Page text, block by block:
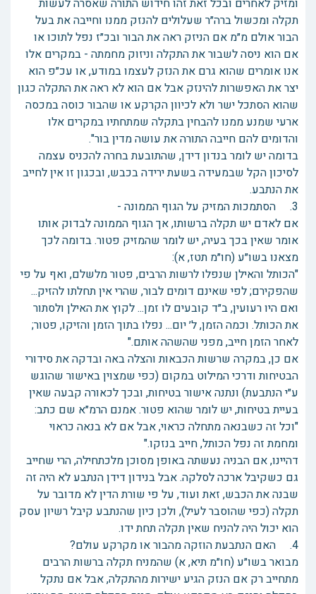
ומזיק לאחרים ובכל זאת זהו חידוש התורה שאסרה לעשות
תקלה ומכשול ברה״ר שעלולים להנזק ממנו וחייבה את בעל
הבור אולם מ״מ אם הניזק ראה את הבור ובכ״ז נפל לתוכו או
אם הוא ניסה לשבור את התקלה וניזוק מחמתה - במקרים אלו
אנו אומרים שהוא גרם את הנזק לעצמו במודע, או עכ״פ הוא
יצר את האפשרות להינזק אבל אם הוא לא ראה את התקלה כגון
שהוא הסתכל ישר ולא לכיוון הקרקע או שהבור כוסה במכסה
ארעי שמנע ממנו להבחין בתקלה שמתחתיו במקרים אלו
והדומים להם חייבה התורה את עושה מדין בור".
בדומה יש לומר בנדון דידן, שהתובעת בחרה להכניס עצמה
לסיכון הקל שבמעידה בשעת ירידה בכבש, ובכגון זו אין לחייב
את הנתבע.
3. הסתמכות המזיק על הגוף הממונה -
אם לאדם יש תקלה ברשותו, אך הגוף הממונה לבדוק אותו
אומר שאין בכך בעיה, יש לומר שהמזיק פטור. בדומה לכך
מצאנו בשו״ע (חו״מ תטז, א):
"הכותל והאילן שנפלו לרשות הרבים, פטור מלשלם, ואף על פי
שהפקירם; לפי שאינם דומים לבור, שהרי אין תחלתו להזיק...
ואם היו רעועין, ב״ד קובעים לו זמן... לקוץ את האילן ולסתור
את הכותל. וכמה הזמן, ל׳ יום... נפלו בתוך הזמן והזיקו, פטור;
לאחר הזמן חייב, מפני שהשהה אותם."
אם כן, במקרה שרשות הכבאות והצלה באה ובדקה את סידורי
הבטיחות ודרכי המילוט במקום (כפי שמצוין באישור שהוגש
ע״י הנתבעת) ונתנה אישור בטיחות, ובכך לכאורה קבעה שאין
בעיית בטיחות, יש לומר שהוא פטור. אמנם הרמ״א שם כתב:
"וכל זה כשבנאה מתחלה כראוי, אבל אם לא בנאה כראוי
ומחמת זה נפל הכותל, חייב בנזקו."
דהיינו, אם הבניה נעשתה באופן מסוכן מלכתחילה, הרי שחייב
גם כשקיבל ארכה לסלקה. אבל בנידון דידן הנתבע לא היה זה
שבנה את הכבש, זאת ועוד, על פי שורת הדין לא מדובר על
תקלה (כפי שהוסבר לעיל), ולכן כיון שהנתבע קיבל רשיון עסק
הוא יכול היה להניח שאין תקלה תחת ידו.
4. האם הנתבעת הוזקה מהבור או מקרקע עולם?
מבואר בשו״ע (חו״מ תיא, א) שהמניח תקלה ברשות הרבים
מתחייב רק אם הנזק הגיע ישירות מהתקלה, אבל אם נתקל